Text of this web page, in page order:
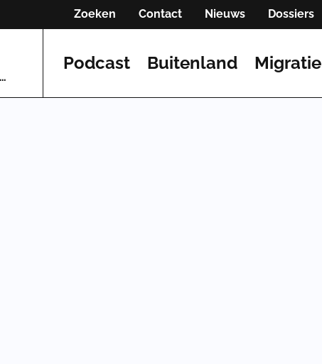
Zoeken Contact Nieuws Dossiers
Podcast Buitenland Migratie